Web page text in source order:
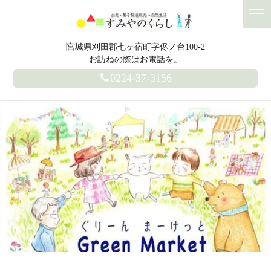
宮城県刈田郡七ヶ宿町字侭ノ台100-2
お訪ねの際はお電話を。
0224-37-3156